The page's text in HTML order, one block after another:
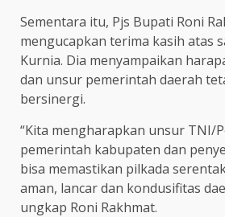
Sementara itu, Pjs Bupati Roni
mengucapkan terima kasih atas
Kurnia. Dia menyampaikan
dan unsur pemerintah daerah
bersinergi.
“Kita mengharapkan unsur TNI/
pemerintah kabupaten dan
bisa memastikan pilkada
aman, lancar dan kondusifitas
ungkap Roni Rakhmat.